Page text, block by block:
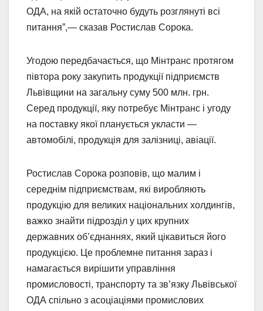
ОДА, на якій остаточно будуть розглянуті всі
питання”,— сказав Ростислав Сорока.
Угодою передбачається, що Мінтранс протягом
півтора року закупить продукції підприємств
Львівщини на загальну суму 500 млн. грн.
Серед продукції, яку потребує Мінтранс і угоду
на поставку якої планується укласти —
автомобілі, продукція для залізниці, авіації.
Ростислав Сорока розповів, що малим і
середнім підприємствам, які виробляють
продукцію для великих національних холдингів,
важко знайти підрозділ у цих крупних
державних об’єднаннях, який цікавиться його
продукцією. Це проблемне питання зараз і
намагається вирішити управління
промисловості, транспорту та зв’язку Львівської
ОДА спільно з асоціаціями промислових